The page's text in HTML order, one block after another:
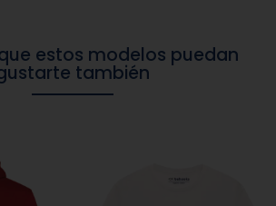
estos modelos puedan
también